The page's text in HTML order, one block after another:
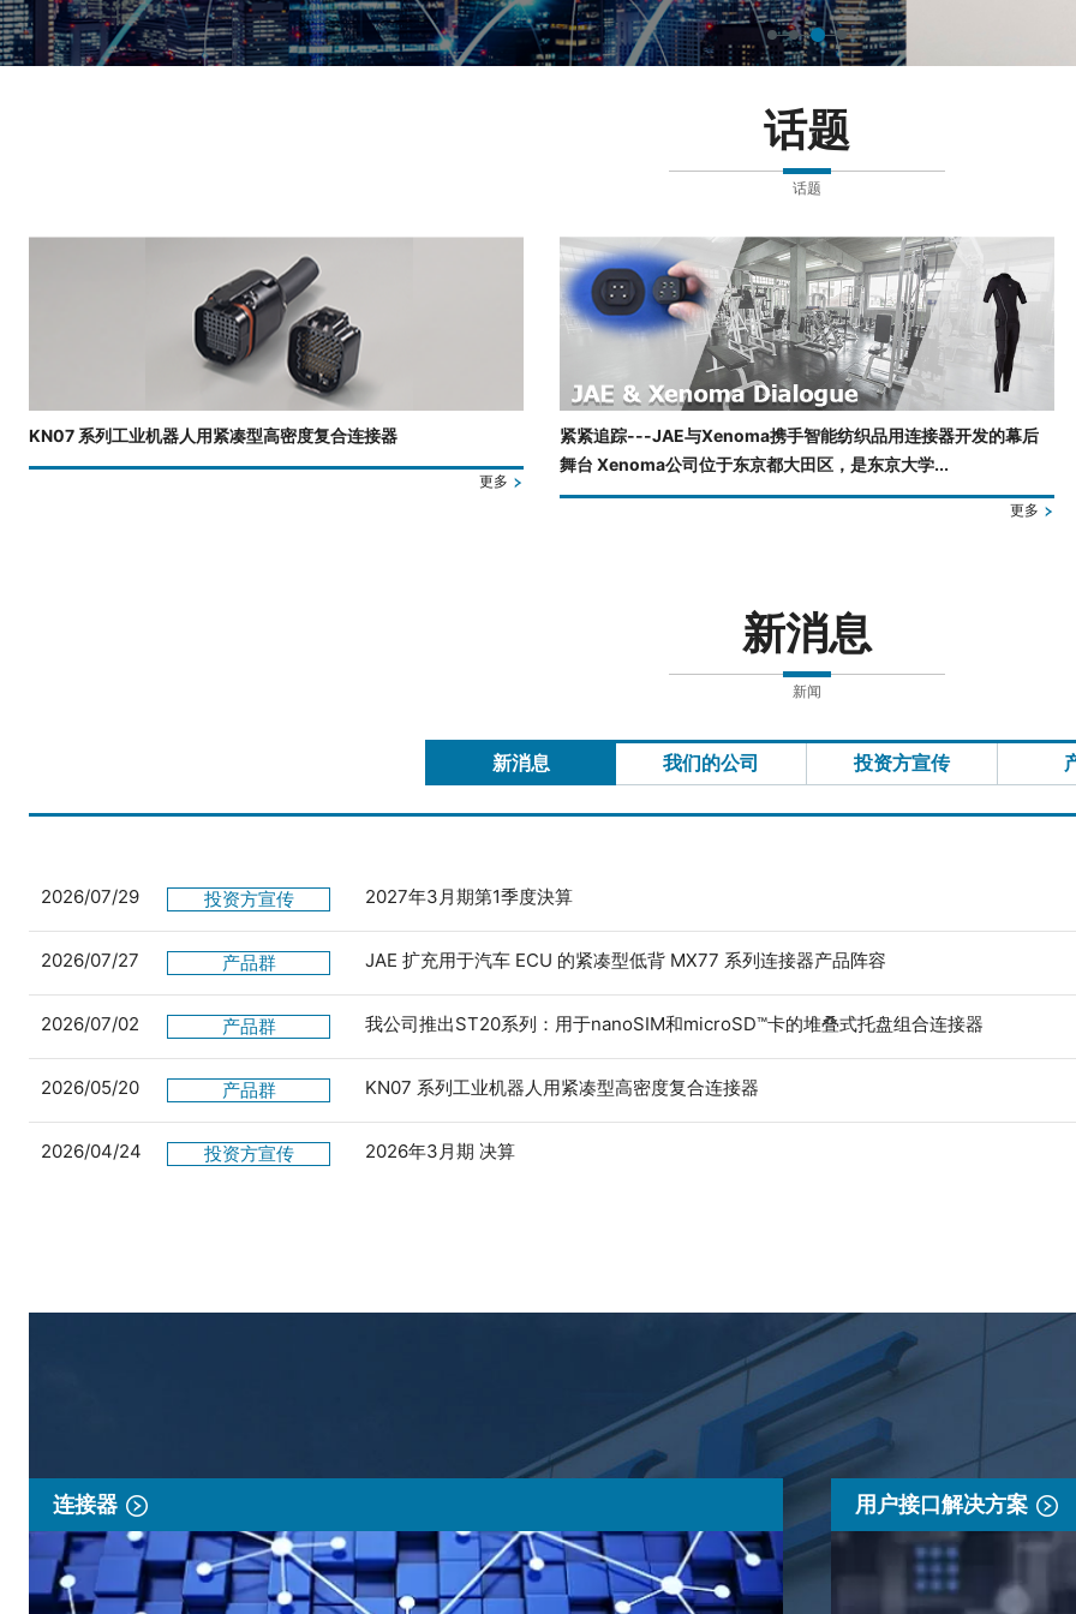
话题
话题
KN07 系列工业机器人用紧凑型高密度复合连接器
更多
紧紧追踪---JAE与Xenoma携手智能纺织品用连接器开发的幕后
舞台 Xenoma公司位于东京都大田区，是东京大学...
更多
新消息
新闻
新消息 我们的公司 投资方宣传
2026/07/29 投资方宣传 2027年3月期第1季度決算
2026/07/27 产品群 JAE 扩充用于汽车 ECU 的紧凑型低背 MX77 系列连接器产品阵容
2026/07/02 产品群 我公司推出ST20系列：用于nanoSIM和microSD™卡的堆叠式托盘组合连接器
2026/05/20 产品群 KN07 系列工业机器人用紧凑型高密度复合连接器
2026/04/24 投资方宣传 2026年3月期 决算
连接器 用户接口解决方案